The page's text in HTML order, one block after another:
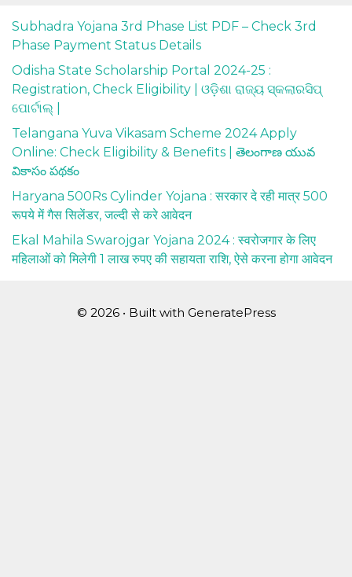
Subhadra Yojana 3rd Phase List PDF – Check 3rd
Phase Payment Status Details
Odisha State Scholarship Portal 2024-25 :
Registration, Check Eligibility | ଓଡ଼ିଶା ରାଜ୍ୟ ସ୍କଲାରସିପ୍
ପୋର୍ଟାଲ୍ |
Telangana Yuva Vikasam Scheme 2024 Apply
Online: Check Eligibility & Benefits | తెలంగాణ యువ
వికాసం పథకం
Haryana 500Rs Cylinder Yojana : सरकार दे रही मात्र 500
रूपये में गैस सिलेंडर, जल्दी से करे आवेदन
Ekal Mahila Swarojgar Yojana 2024 : स्वरोजगार के लिए
महिलाओं को मिलेगी 1 लाख रुपए की सहायता राशि, ऐसे करना होगा आवेदन
© 2026 • Built with GeneratePress